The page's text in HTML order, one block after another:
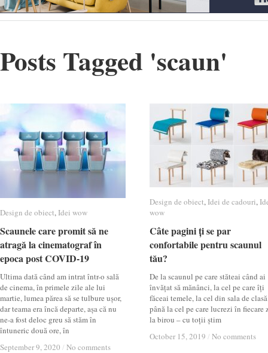
Posts Tagged 'scaun'
Design de obiect, Idei wow
Scaunele care promit să ne
atragă la cinematograf în
epoca post COVID-19
Ultima dată când am intrat într-o sală
de cinema, în primele zile ale lui
martie, lumea părea să se tulbure ușor,
dar teama era încă departe, așa că nu
ne-a fost deloc greu să stăm în
întuneric două ore, în
September 9, 2020 / No comments
Design de obiect Idei wow
Scaunele care promit să ne
atragă la cinematograf în
epoca post COVID-19
September 9, 2020 / No comments
Design de obiect, Idei de cadouri,
wow
Câte pagini ți se par
confortabile pentru scaunul
tău?
De la scaunul pe care stăteai când ai
învățat să mănânci, la cel pe care îți
făceai temele, la cel din sala de
până la cel pe care lucrezi în fiecare
la birou – cu toții știm
October 15, 2019 / No comments
Design de obiect Idei de cadouri
wow
Câte pagini ți se par
confortabile pentru scaunul
tău?
October 15, 2019 / No comments